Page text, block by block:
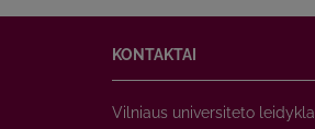
KONTAKTAI
Vilniaus universiteto leidykla